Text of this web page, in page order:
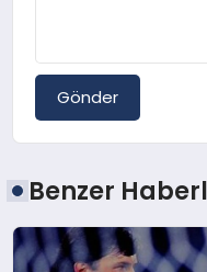
Gönder
Benzer